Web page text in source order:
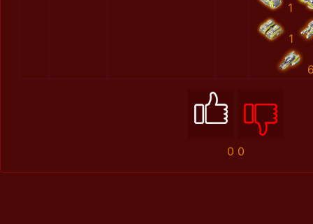
1
1
0 0